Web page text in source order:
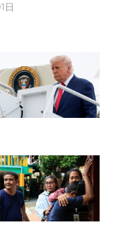
日